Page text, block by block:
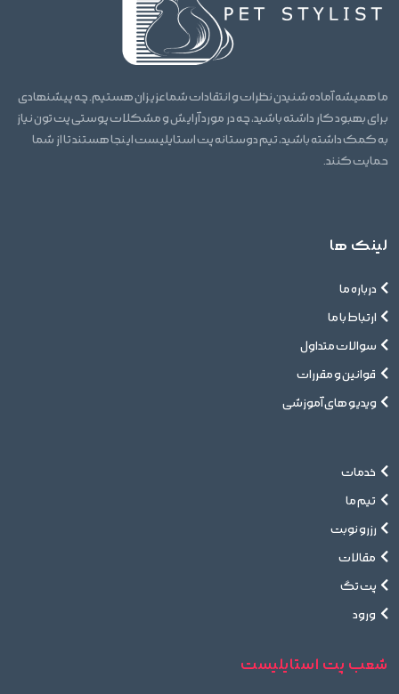
ما همیشه آماده شنیدن نظرات و انتقادات شما عزیزان هستیم. چه پیشنهادی
برای بهبود کار داشته باشید، چه در مورد آرایش و مشکلات پوستی پت تون نیاز
به کمک داشته باشید، تیم دوستانه پت استایلیست اینجا هستند تا از شما
حمایت کنند.
لینک ها
درباره ما
ارتباط با ما
سوالات متداول
قوانین و مقررات
ویدیو های آموزشی
خدمات
تیم ما
رزرو نوبت
مقالات
پت تگ
ورود
شعب پت استایلیست